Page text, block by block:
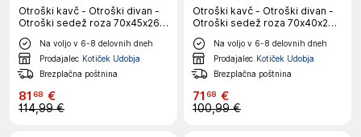
Otroški kavč - Otroški divan -
Otroški sedež roza 70x45x26
cm žamet
Na voljo v 6-8 delovnih dneh
Prodajalec Kotiček Udobja
Brezplačna poštnina
81 68 €
114,99 €
Otroški kavč - Otroški divan -
Otroški sedež roza 70x40x24
cm žamet
Na voljo v 6-8 delovnih dneh
Prodajalec Kotiček Udobja
Brezplačna poštnina
71 68 €
100,99 €